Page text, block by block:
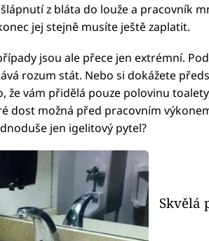
z bláta do louže a pracovník
jej stejně musíte ještě zaplatit.
jsou ale přece jen extrémní.
rozum stát. Nebo si dokážete
že vám přidělá pouze polovinu
dost možná před pracovním
jen igelitový pytel?
Skvělá